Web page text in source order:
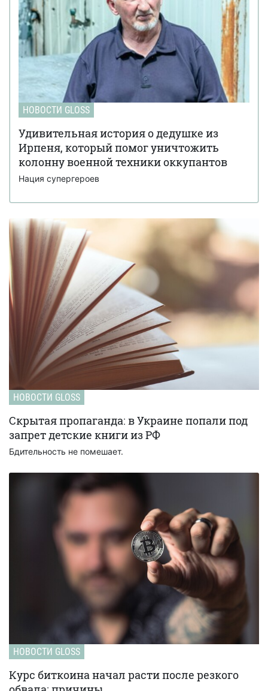
НОВОСТИ GLOSS
Удивительная история о дедушке из
Ирпеня, который помог уничтожить
колонну военной техники оккупантов
Нация супергероев
НОВОСТИ GLOSS
Скрытая пропаганда: в Украине попали под
запрет детские книги из РФ
Бдительность не помешает.
НОВОСТИ GLOSS
Курс биткоина начал расти после резкого